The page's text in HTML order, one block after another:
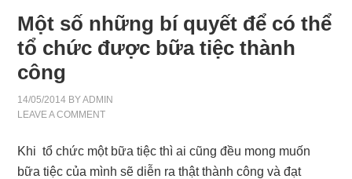
Một số những bí quyết để có thể
tổ chức được bữa tiệc thành
công
14/05/2014 BYADMIN
LEAVE A COMMENT
Khi tổ chức một bữa tiệc thì ai cũng đều mong muốn
bữa tiệc của mình sẽ diễn ra thật thành công và đạt